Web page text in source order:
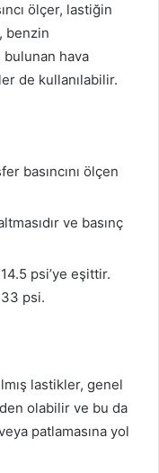
ölçer, lastiğin
benzin
bulunan hava
de kullanılabilir.
basıncını ölçen
ve basınç
psi’ye eşittir.
psi.
lastikler, genel
olabilir ve bu da
patlamasına yol